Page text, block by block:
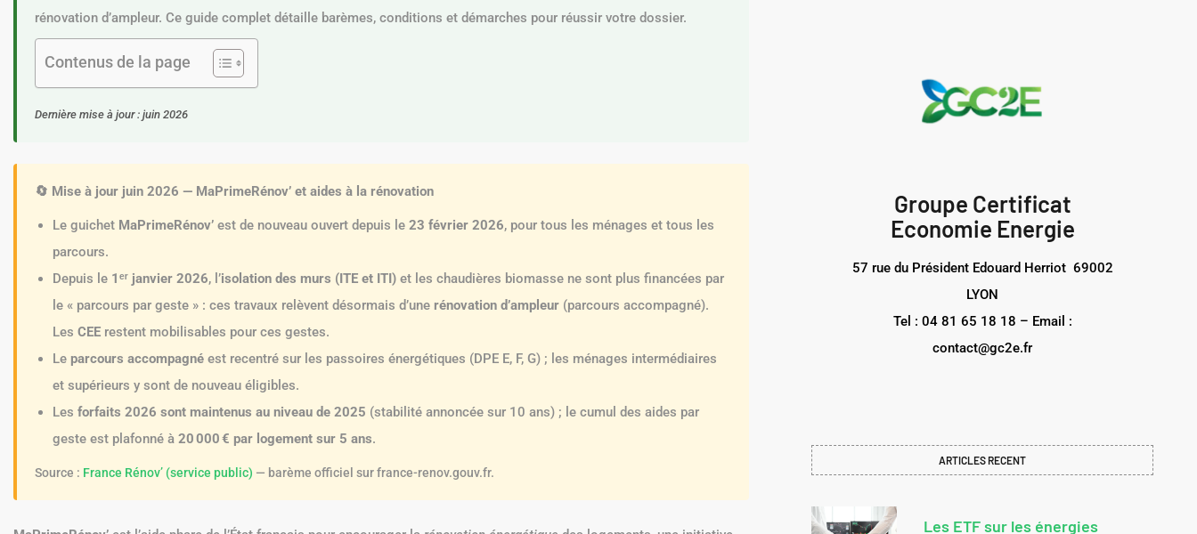
rénovation d’ampleur. Ce guide complet détaille barèmes, conditions et démarches pour réussir votre dossier.
Contenus de la page
Dernière mise à jour : juin 2026
🔄 Mise à jour juin 2026 — MaPrimeRénov’ et aides à la rénovation
Le guichet MaPrimeRénov’ est de nouveau ouvert depuis le 23 février 2026, pour tous les ménages et tous les
parcours.
Depuis le 1ᵉʳ janvier 2026, l’isolation des murs (ITE et ITI) et les chaudières biomasse ne sont plus financées par
le « parcours par geste » : ces travaux relèvent désormais d’une rénovation d’ampleur (parcours accompagné).
Les CEE restent mobilisables pour ces gestes.
Le parcours accompagné est recentré sur les passoires énergétiques (DPE E, F, G) ; les ménages intermédiaires
et supérieurs y sont de nouveau éligibles.
Les forfaits 2026 sont maintenus au niveau de 2025 (stabilité annoncée sur 10 ans) ; le cumul des aides par
geste est plafonné à 20 000 € par logement sur 5 ans.
Source : France Rénov’ (service public) — barème officiel sur france-renov.gouv.fr.
Groupe Certificat
Economie Energie
57 rue du Président Edouard Herriot 69002
LYON
Tel : 04 81 65 18 18 – Email :
contact@gc2e.fr
ARTICLES RECENT
Les ETF sur les énergies